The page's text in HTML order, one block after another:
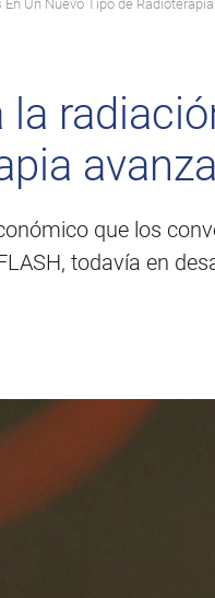
Un Nuevo Tipo de
que los
todavía en